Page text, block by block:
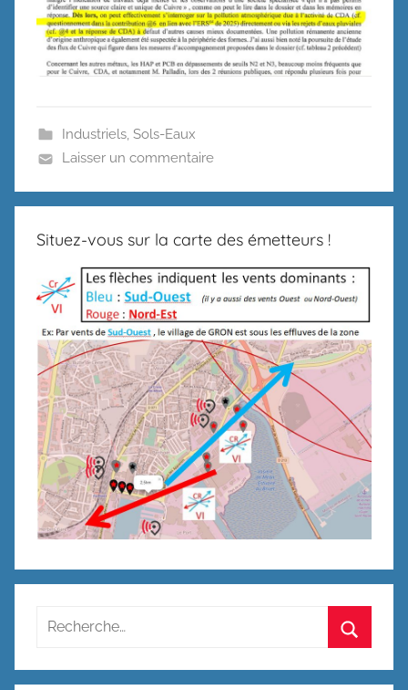
Industriels, Sols-Eaux
Laisser un commentaire
Situez-vous sur la carte des émetteurs !
Recherche
: